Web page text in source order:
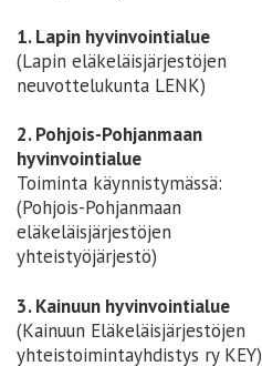
1. Lapin hyvinvointialue
(Lapin eläkeläisjärjestöjen
neuvottelukunta LENK)
2. Pohjois-Pohjanmaan
hyvinvointialue
Toiminta käynnistymässä:
(Pohjois-Pohjanmaan
eläkeläisjärjestöjen
yhteistyöjärjestö)
3. Kainuun hyvinvointialue
(Kainuun Eläkeläisjärjestöjen
yhteistoimintayhdistys ry KEY)